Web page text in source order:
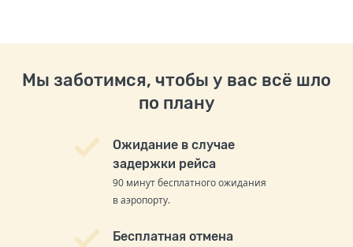
Мы заботимся, чтобы у вас всё шло
по плану
Ожидание в случае
задержки рейса
90 минут бесплатного ожидания
в аэропорту.
Бесплатная отмена